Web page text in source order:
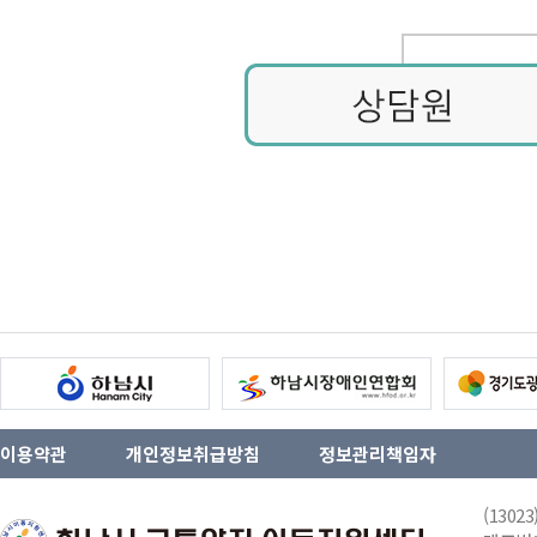
이용약관 개인정보취급방침 정보관리책임자